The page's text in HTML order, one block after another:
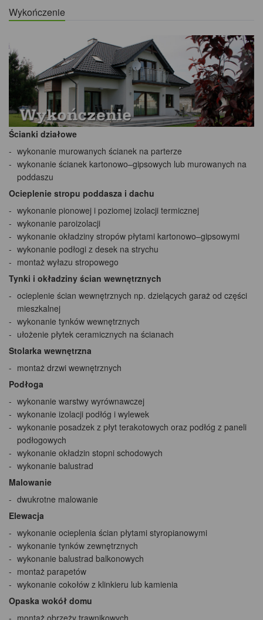
Wykończenie
Ścianki działowe
wykonanie murowanych ścianek na parterze
wykonanie ścianek kartonowo–gipsowych lub murowanych na
poddaszu
Ocieplenie stropu poddasza i dachu
wykonanie pionowej i poziomej izolacji termicznej
wykonanie paroizolacji
wykonanie okładziny stropów płytami kartonowo–gipsowymi
wykonanie podłogi z desek na strychu
montaż wyłazu stropowego
Tynki i okładziny ścian wewnętrznych
ocieplenie ścian wewnętrznych np. dzielących garaż od części
mieszkalnej
wykonanie tynków wewnętrznych
ułożenie płytek ceramicznych na ścianach
Stolarka wewnętrzna
montaż drzwi wewnętrznych
Podłoga
wykonanie warstwy wyrównawczej
wykonanie izolacji podłóg i wylewek
wykonanie posadzek z płyt terakotowych oraz podłóg z paneli
podłogowych
wykonanie okładzin stopni schodowych
wykonanie balustrad
Malowanie
dwukrotne malowanie
Elewacja
wykonanie ocieplenia ścian płytami styropianowymi
wykonanie tynków zewnętrznych
wykonanie balustrad balkonowych
montaż parapetów
wykonanie cokołów z klinkieru lub kamienia
Opaska wokół domu